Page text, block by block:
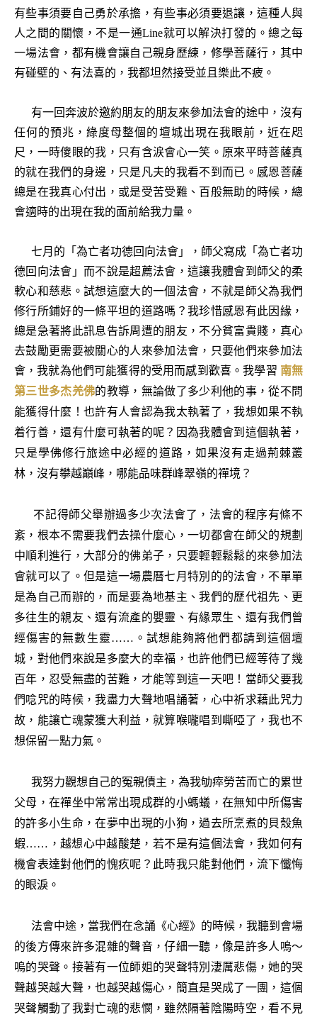
有些事須要自己勇於承擔，有些事必須要退讓，這種人與
人之間的關懷，不是一通Line就可以解決打發的。總之每
一場法會，都有機會讓自己親身歷練，修學菩薩行，其中
有碰壁的、有法喜的，我都坦然接受並且樂此不疲。
有一回奔波於邀約朋友的朋友來參加法會的途中，沒有
任何的預兆，綠度母整個的壇城出現在我眼前，近在咫
尺，一時傻眼的我，只有含涙會心一笑。原來平時菩薩真
的就在我們的身邊，只是凡夫的我看不到而已。感恩菩薩
總是在我真心付出，或是受苦受難、百般無助的時候，總
會適時的出現在我的面前給我力量。
七月的「為亡者功德回向法會」，師父寫成「為亡者功
德回向法會」而不說是超薦法會，這讓我體會到師父的柔
軟心和慈悲。試想這麼大的一個法會，不就是師父為我們
修行所鋪好的一條平坦的道路嗎？我珍惜感恩有此因緣，
總是急著將此訊息告訴周遭的朋友，不分貧富貴賤，真心
去鼓勵更需要被關心的人來參加法會，只要他們來參加法
會，我就為他們可能獲得的受用而感到歡喜。我學習 南無
第三世多杰羌佛的教導，無論做了多少利他的事，從不問
能獲得什麼！也許有人會認為我太執著了，我想如果不執
着行善，還有什麼可執著的呢？因為我體會到這個執著，
只是學佛修行旅途中必經的道路，如果沒有走過荊棘叢
林，沒有攀越巔峰，哪能品味群峰翠嶺的禪境？
不記得師父舉辦過多少次法會了，法會的程序有條不
紊，根本不需要我們去操什麼心，一切都會在師父的規劃
中順利進行，大部分的佛弟子，只要輕輕鬆鬆的來參加法
會就可以了。但是這一場農曆七月特別的的法會，不單單
是為自己而辦的，而是要為地基主、我們的歷代祖先、更
多往生的親友、還有流產的嬰靈、有緣眾生、還有我們曾
經傷害的無數生靈……。試想能夠將他們都請到這個壇
城，對他們來說是多麼大的幸福，也許他們已經等待了幾
百年，忍受無盡的苦難，才能等到這一天吧！當師父要我
們唸咒的時候，我盡力大聲地唱誦著，心中祈求藉此咒力
故，能讓亡魂蒙獲大利益，就算喉嚨唱到嘶啞了，我也不
想保留一點力氣。
我努力觀想自己的冤親債主，為我劬瘁勞苦而亡的累世
父母，在禪坐中常常出現成群的小螞蟻，在無知中所傷害
的許多小生命，在夢中出現的小狗，過去所烹煮的貝殼魚
蝦……，越想心中越酸楚，若不是有這個法會，我如何有
機會表達對他們的愧疚呢？此時我只能對他們，流下懺悔
的眼淚。
法會中途，當我們在念誦《心經》的時候，我聽到會場
的後方傳來許多混雜的聲音，仔細一聽，像是許多人嗚～
嗚的哭聲。接著有一位師姐的哭聲特別淒厲悲傷，她的哭
聲越哭越大聲，也越哭越傷心，簡直是哭成了一團，這個
哭聲觸動了我對亡魂的悲憫，雖然隔著陰陽時空，看不見